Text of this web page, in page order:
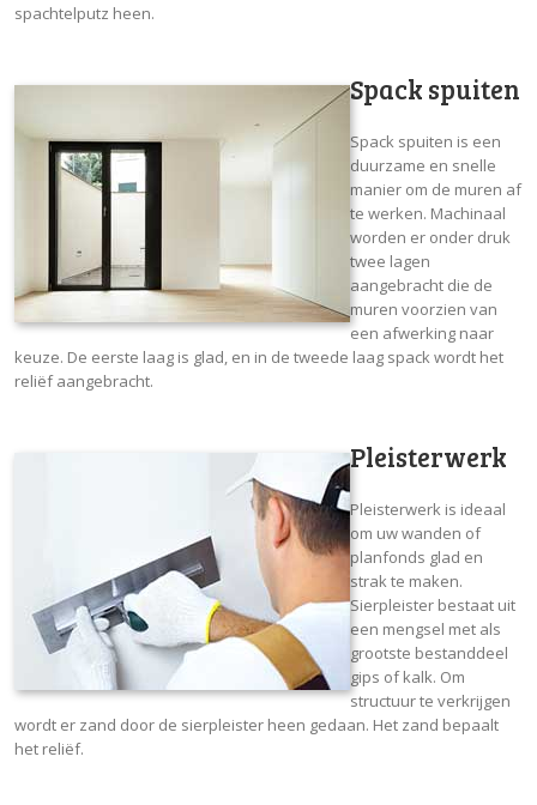
spachtelputz heen.
Spack spuiten
Spack spuiten is een
duurzame en snelle
manier om de muren af
te werken. Machinaal
worden er onder druk
twee lagen
aangebracht die de
muren voorzien van
een afwerking naar
keuze. De eerste laag is glad, en in de tweede laag spack wordt het
reliëf aangebracht.
Pleisterwerk
Pleisterwerk is ideaal
om uw wanden of
planfonds glad en
strak te maken.
Sierpleister bestaat uit
een mengsel met als
grootste bestanddeel
gips of kalk. Om
structuur te verkrijgen
wordt er zand door de sierpleister heen gedaan. Het zand bepaalt
het reliëf.